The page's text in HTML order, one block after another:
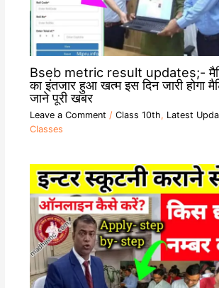
Bseb metric result updates;-
का इंतजार हुआ खत्म इस दिन जारी होगा
जाने पूरी खबर
Leave a Comment / Class 10th, Latest
Classes